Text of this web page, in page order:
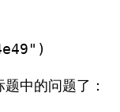
中的问题了：